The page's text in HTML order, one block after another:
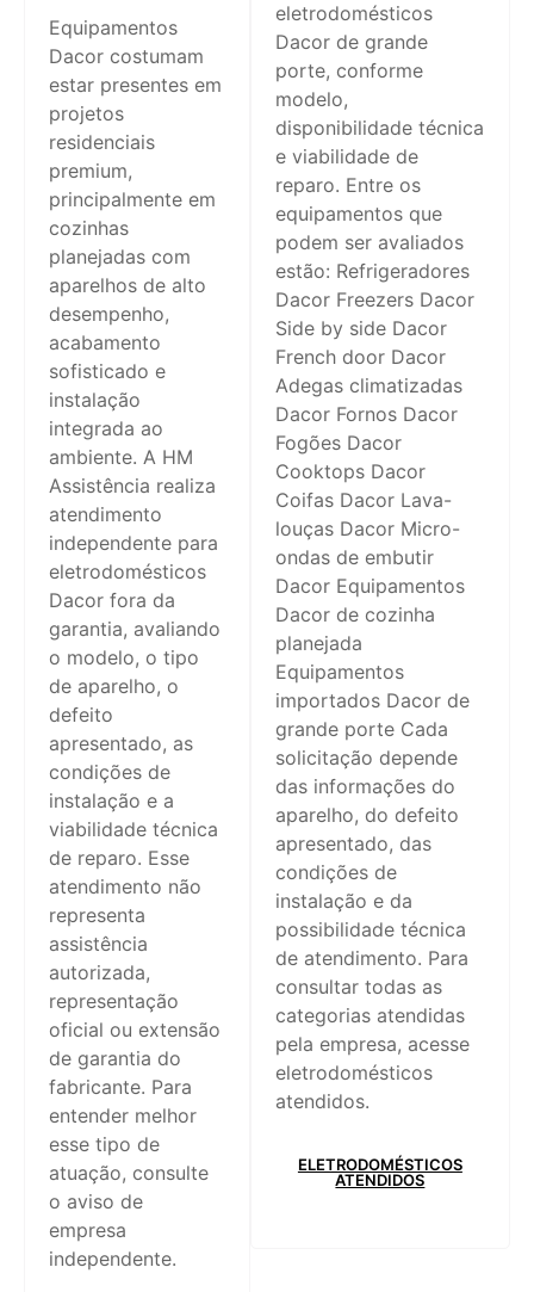
Equipamentos
Dacor costumam
estar presentes em
projetos
residenciais
premium,
principalmente em
cozinhas
planejadas com
aparelhos de alto
desempenho,
acabamento
sofisticado e
instalação
integrada ao
ambiente. A HM
Assistência realiza
atendimento
independente para
eletrodomésticos
Dacor fora da
garantia, avaliando
o modelo, o tipo
de aparelho, o
defeito
apresentado, as
condições de
instalação e a
viabilidade técnica
de reparo. Esse
atendimento não
representa
assistência
autorizada,
representação
oficial ou extensão
de garantia do
fabricante. Para
entender melhor
esse tipo de
atuação, consulte
o aviso de
empresa
independente.
eletrodomésticos
Dacor de grande
porte, conforme
modelo,
disponibilidade técnica
e viabilidade de
reparo. Entre os
equipamentos que
podem ser avaliados
estão: Refrigeradores
Dacor Freezers Dacor
Side by side Dacor
French door Dacor
Adegas climatizadas
Dacor Fornos Dacor
Fogões Dacor
Cooktops Dacor
Coifas Dacor Lava-
louças Dacor Micro-
ondas de embutir
Dacor Equipamentos
Dacor de cozinha
planejada
Equipamentos
importados Dacor de
grande porte Cada
solicitação depende
das informações do
aparelho, do defeito
apresentado, das
condições de
instalação e da
possibilidade técnica
de atendimento. Para
consultar todas as
categorias atendidas
pela empresa, acesse
eletrodomésticos
atendidos.
ELETRODOMÉSTICOS
ATENDIDOS